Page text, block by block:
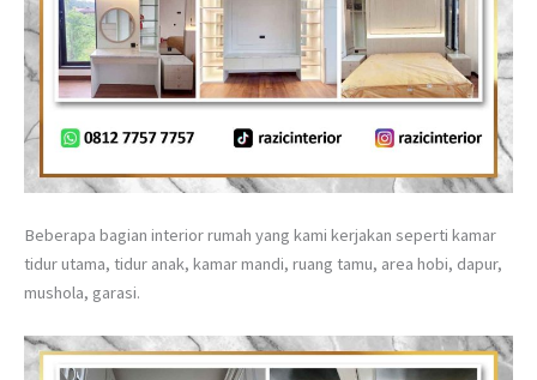
Beberapa bagian interior rumah yang kami kerjakan seperti kamar
tidur utama, tidur anak, kamar mandi, ruang tamu, area hobi, dapur,
mushola, garasi.